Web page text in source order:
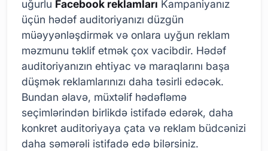
uğurlu Facebook reklamları Kampaniyanız
üçün hədəf auditoriyanızı düzgün
müəyyənləşdirmək və onlara uyğun reklam
məzmunu təklif etmək çox vacibdir. Hədəf
auditoriyanızın ehtiyac və maraqlarını başa
düşmək reklamlarınızı daha təsirli edəcək.
Bundan əlavə, müxtəlif hədəfləmə
seçimlərindən birlikdə istifadə edərək, daha
konkret auditoriyaya çata və reklam büdcənizi
daha səmərəli istifadə edə bilərsiniz.